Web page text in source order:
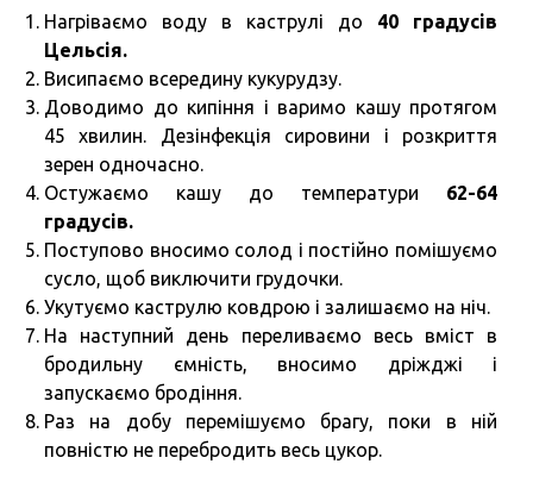
Нагріваємо воду в каструлі до 40 градусів
Цельсія.
Висипаємо всередину кукурудзу.
Доводимо до кипіння і варимо кашу протягом
45 хвилин. Дезінфекція сировини і розкриття
зерен одночасно.
Остужаємо кашу до температури 62-64
градусів.
Поступово вносимо солод і постійно помішуємо
сусло, щоб виключити грудочки.
Укутуємо каструлю ковдрою і залишаємо на ніч.
На наступний день переливаємо весь вміст в
бродильну ємність, вносимо дріжджі і
запускаємо бродіння.
Раз на добу перемішуємо брагу, поки в ній
повністю не перебродить весь цукор.